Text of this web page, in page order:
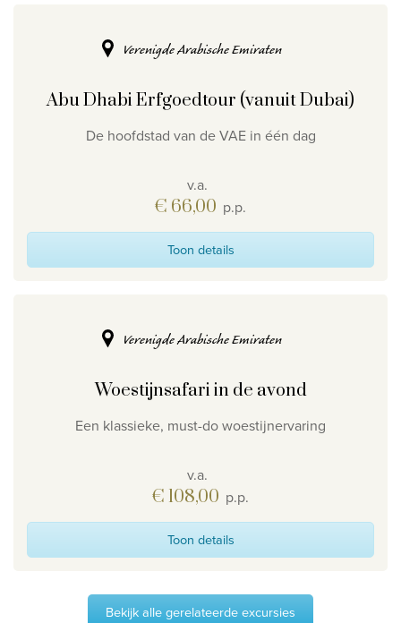
Verenigde Arabische Emiraten
Abu Dhabi Erfgoedtour (vanuit Dubai)
De hoofdstad van de VAE in één dag
v.a.
€ 66,00 p.p.
Toon details
Verenigde Arabische Emiraten
Woestijnsafari in de avond
Een klassieke, must-do woestijnervaring
v.a.
€ 108,00 p.p.
Toon details
Bekijk alle gerelateerde excursies